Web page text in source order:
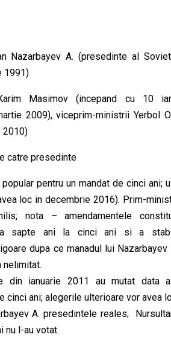
Nazarbayev A. (presedinte al
1991)
Masimov (incepand cu 10
2009), viceprim-ministrii Yerbol
2010)
catre presedinte
pentru un mandat de cinci ani;
loc in decembrie 2016). Prim-
nota – amendamentele
la sapte ani la cinci ani si a
dupa ce manadul lui
nelimitat.
din ianuarie 2011 au mutat
cinci ani; alegerile ulterioare vor avea
A. presedintele reales;
nu l-au votat.